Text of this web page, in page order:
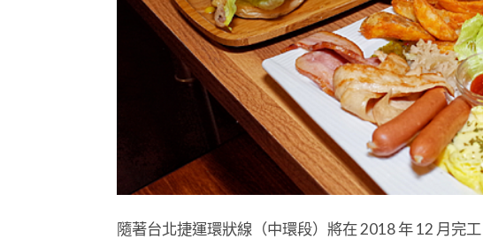
隨著台北捷運環狀線（中環段）將在 2018 年 12 月完